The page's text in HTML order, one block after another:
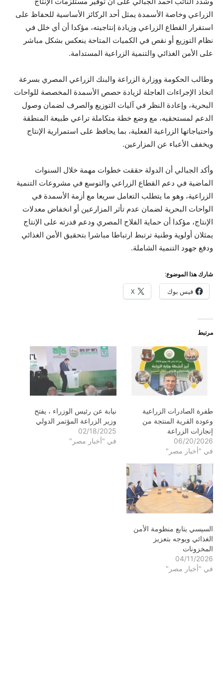
الزراعي وخاصة الأسمدة يمثل أحد الركائز الأساسية للحفاظ على
استقرار القطاع الزراعي وزيادة إنتاجيته، مؤكدا أن أي خلل في
نظام التوزيع أو نقص في الكميات المتاحة ينعكس بشكل مباشر
على الأمن الغذائي والتنمية الزراعية المستدامة.
وطالب الحكومة ووزارة الزراعة والبنك الزراعي المصري بسرعة
اتخاذ الإجراءات العاجلة لزيادة حصص الأسمدة المخصصة للواحات
البحرية، وإعادة النظر في آليات التوزيع والصرف لضمان وصول
الدعم لمستحقيه، مع وضع خطة متكاملة تراعي طبيعة المنطقة
واحتياجاتها الزراعية الفعلية، بما يحافظ على استمرارية الإنتاج
ويخفف الأعباء عن المزارعين.
وأكد الجبالي أن الدولة حققت خطوات مهمة خلال السنوات
الماضية في دعم القطاع الزراعي والتوسع في مشروعات التنمية
الزراعية، وهو ما يتطلب التعامل سريعا مع أزمة الأسمدة في
الواحات البحرية لضمان عدم تأثر المزارعين أو انخفاض معدلات
الإنتاج، مؤكدا أن حماية الفلاح المصري ودعم قدرته على الإنتاج
يمثلان أولوية وطنية ترتبط ارتباطا مباشرا بتحقيق الأمن الغذائي
ودفع جهود التنمية الشاملة.
شارك هذا الموضوع:
فيس بوك X
مرتبط
طفرة الصادرات الزراعية
وعودة القرية المنتجة من
إنجازات الزراعة
06/20/2026
في "أخبار مصر"
نيابة عن رئيس الوزراء ، يفتح
وزير الزراعة المؤتمر الدولي
02/18/2025
في "أخبار مصر"
السيسي يتابع منظومة الأمن
الغذائي ويوجه بتعزيز
المخزونات
04/11/2026
في "أخبار مصر"